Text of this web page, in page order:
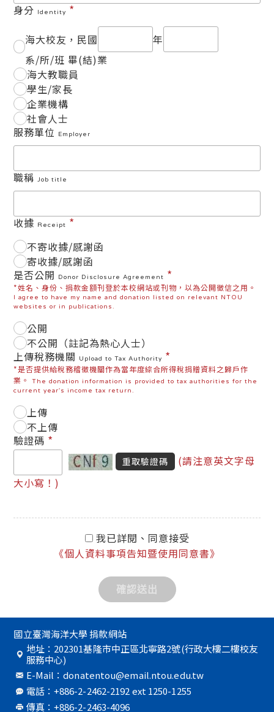
身分 Identity *
海大校友，民國
年
系/所/班 畢(結)業
海大教職員
學生/家長
企業機構
社會人士
服務單位
Employer
職稱Job title
收據 Receipt *
不寄收據/感謝函
寄收據/感謝函
是否公開
Donor Disclosure Agreement *
*姓名、身份、捐款金額刊登於本校網站或刊物，以為公開徵信之用。
I agree to have my name and donation listed on relevant NTOU
websites or in publications.
公開
不公開（註記為熱心人士）
上傳稅務機關
Upload to Tax Authority *
*是否提供給稅務稽徵機關作為當年度綜合所得稅捐贈資料之歸戶作
業。The donation information is provided to tax authorities for the
current year's income tax return.
上傳
不上傳
驗證碼 *
重取驗證碼
(請注意英文字母
大小寫！)
我已詳閱、同意接受
《個人資料事項告知暨使用同意書》
國立臺灣海洋大學 捐款網站
地址：202301基隆市中正區北寧路2號(行政大樓二樓校友
服務中心)
E-Mail：donatentou@email.ntou.edu.tw
電話：+886-2-2462-2192 ext 1250-1255
傳真：+886-2-2463-4096